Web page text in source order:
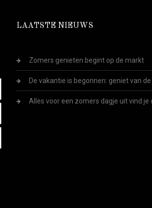
LAATSTE NIEUWS
Zomers genieten begint op de markt
De vakantie is begonnen: geniet van
Alles voor een zomers dagje uit vind je